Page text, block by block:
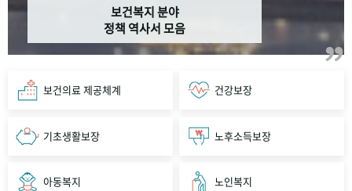
보건복지 분야
정책 역사서 모음
보건의료 제공체계 건강보장
기초생활보장 노후소득보장
아동복지 노인복지